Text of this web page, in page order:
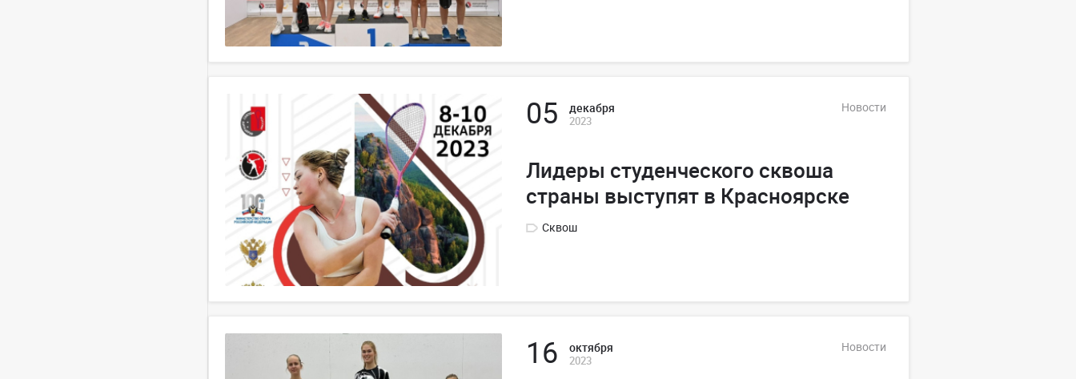
05 декабря
2023
Новости
Лидеры студенческого сквоша
страны выступят в Красноярске
Сквош
16 октября
2023
Новости